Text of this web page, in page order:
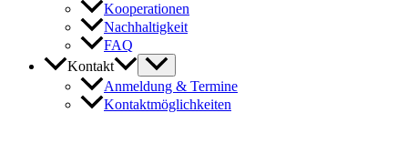
Kooperationen
Nachhaltigkeit
FAQ
Kontakt
Anmeldung & Termine
Kontaktmöglichkeiten